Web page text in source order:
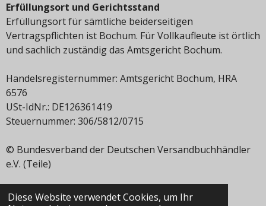
Diese Website verwendet Cookies, um Ihr
Erfüllungsort und Gerichtsstand
Erfüllungsort für sämtliche beiderseitigen
Vertragspflichten ist Bochum. Für Vollkaufleute ist örtlich
und sachlich zuständig das Amtsgericht Bochum.
Handelsregisternummer: Amtsgericht Bochum, HRA
6576
USt-IdNr.: DE126361419
Steuernummer: 306/5812/0715
© Bundesverband der Deutschen Versandbuchhändler
e.V. (Teile)